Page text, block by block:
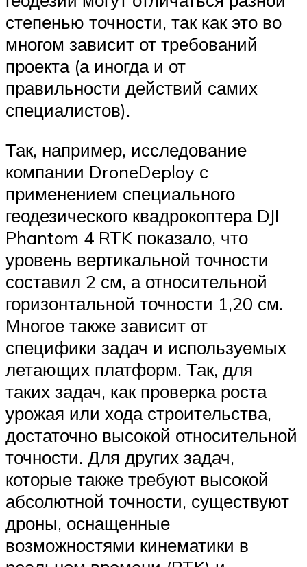
степенью точности, так как это во
многом зависит от требований
проекта (а иногда и от
правильности действий самих
специалистов).
Так, например, исследование
компании DroneDeploy с
применением специального
геодезического квадрокоптера DJI
Phantom 4 RTK показало, что
уровень вертикальной точности
составил 2 см, а относительной
горизонтальной точности 1,20 см.
Многое также зависит от
специфики задач и используемых
летающих платформ. Так, для
таких задач, как проверка роста
урожая или хода строительства,
достаточно высокой относительной
точности. Для других задач,
которые также требуют высокой
абсолютной точности, существуют
дроны, оснащенные
возможностями кинематики в